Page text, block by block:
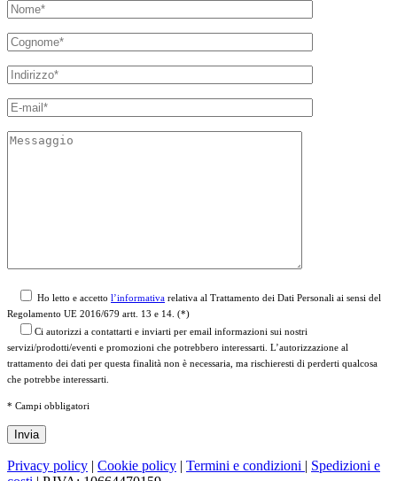
Ho letto e accetto l’informativa relativa al Trattamento dei Dati Personali ai sensi del
Regolamento UE 2016/679 artt. 13 e 14. (*)
Ci autorizzi a contattarti e inviarti per email informazioni sui nostri
servizi/prodotti/eventi e promozioni che potrebbero interessarti. L’autorizzazione al
trattamento dei dati per questa finalità non è necessaria, ma rischieresti di perderti qualcosa
che potrebbe interessarti.
* Campi obbligatori
Privacy policy | Cookie policy | Termini e condizioni | Spedizioni e